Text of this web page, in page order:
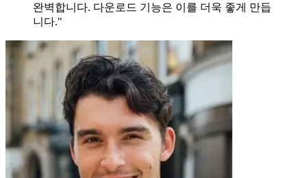
완벽합니다. 다운로드 기능은 이를 더욱 좋게 만듭
니다."